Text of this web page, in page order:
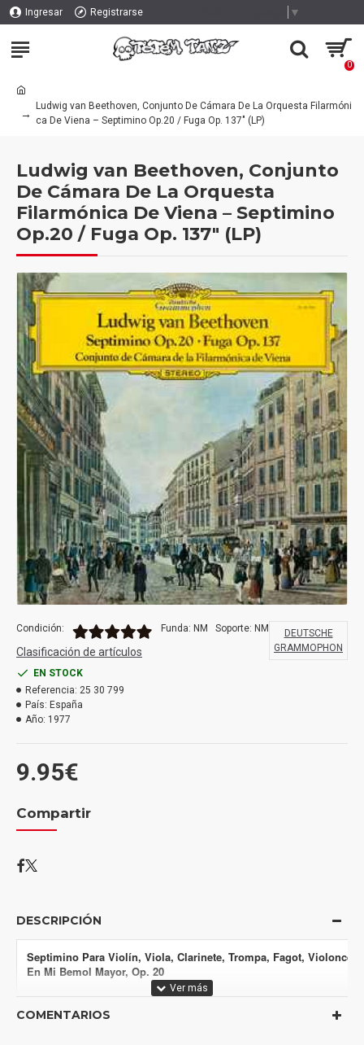
Ingresar Registrarse ▼
0
Ludwig van Beethoven, Conjunto De Cámara De La Orquesta Filarmóni
ca De Viena – Septimino Op.20 / Fuga Op. 137" (LP)
Ludwig van Beethoven, Conjunto
De Cámara De La Orquesta
Filarmónica De Viena – Septimino
Op.20 / Fuga Op. 137" (LP)
9.95€
Condición: Funda: NM Soporte: NM
Clasificación de artículos
EN STOCK
Referencia: 25 30 799
País: España
Año: 1977
DEUTSCHE
GRAMMOPHON
Compartir
DESCRIPCIÓN
Septimino Para Violín, Viola, Clarinete, Trompa, Fagot,
En Mi Bemol Mayor, Op. 20
COMENTARIOS